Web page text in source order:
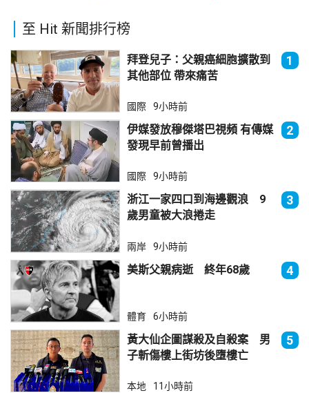
至 Hit 新聞排行榜
拜登兒子：父親癌細胞擴散到
其他部位 帶來痛苦
1
國際 9小時前
伊媒發放穆傑塔巴視頻 有傳媒
發現早前曾播出
2
國際 9小時前
浙江一家四口到海邊觀浪 9
歲男童被大浪捲走
3
兩岸 9小時前
美斯父親病逝 終年68歲 4
體育 6小時前
黃大仙企圖謀殺及自殺案 男
子斬傷樓上街坊後墮樓亡
5
本地 11小時前